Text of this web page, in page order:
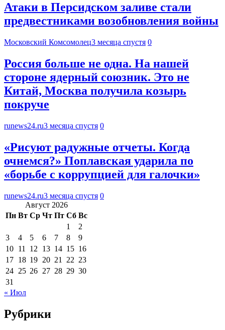
Атаки в Персидском заливе стали
предвестниками возобновления войны
Московский Комсомолец3 месяца спустя 0
Россия больше не одна. На нашей
стороне ядерный союзник. Это не
Китай, Москва получила козырь
покруче
runews24.ru3 месяца спустя 0
«Рисуют радужные отчеты. Когда
очнемся?» Поплавская ударила по
«борьбе с коррупцией для галочки»
runews24.ru3 месяца спустя 0
Август 2026
Пн Вт Ср Чт Пт Сб Вс
1
2
3
4 5 6 7 8
9
10 11 12 13 14 15 16
17 18 19 20 21 22 23
24 25 26 27 28 29 30
31
« Июл
Рубрики